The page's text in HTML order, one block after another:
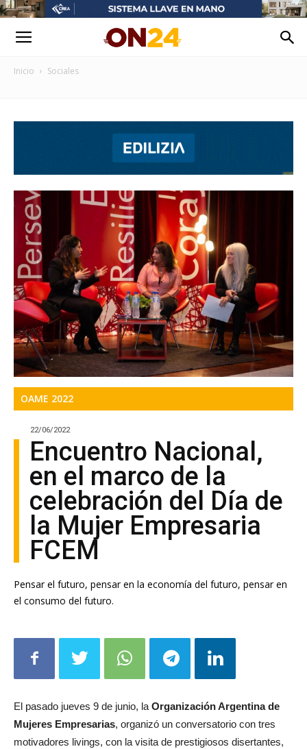
Inicio Sociales
OAME 2022
22/06/2022
Encuentro Nacional,
en el marco de la
celebración del Día de
la Mujer Empresaria
FCEM
Pensar el futuro, pensar en la economía del futuro, pensar en
el consumo del futuro.
El pasado jueves 9 de junio, la Organización Argentina de
Mujeres Empresarias, organizó un conversatorio con tres
motivadores livings, con la visita de prestigiosos disertantes,